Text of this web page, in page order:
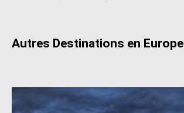
Autres Destinations en Europe